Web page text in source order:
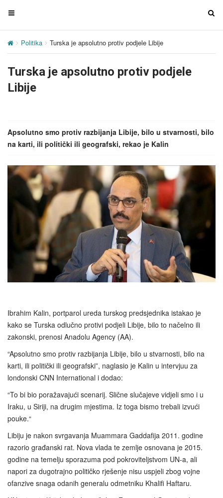
T
g
e
n
g
a
i
o
T
g
i
o
Politika Turska je apsolutno protiv podjele Libije
Turska je apsolutno protiv podjele
Libije
Apsolutno smo protiv razbijanja Libije, bilo u stvarnosti, bilo
na karti, ili politički ili geografski, rekao je Kalin
Ibrahim Kalin, portparol ureda turskog predsjednika istakao je
kako se Turska odlučno protivi podjeli Libije, bilo to načelno ili
zakonski, prenosi Anadolu Agency (AA).
“Apsolutno smo protiv razbijanja Libije, bilo u stvarnosti, bilo na
karti, ili politički ili geografski”, naglasio je Kalin u intervjuu za
londonski CNN International i dodao:
“To bi bio poražavajući scenarij. Slične slučajeve vidjeli smo i u
Iraku, u Siriji, na drugim mjestima. Iz toga bismo trebali izvući
pouke.“
Libiju je nakon svrgavanja Muammara Gaddafija 2011. godine
razorio građanski rat. Nova vlada te zemlje osnovana je 2015.
godine na temelju sporazuma pod pokroviteljstvom UN-a, ali
napori za dugotrajno političko rješenje nisu uspjeli zbog vojne
ofanzive snaga odanih generalu odmetniku Khalifi Haftaru.